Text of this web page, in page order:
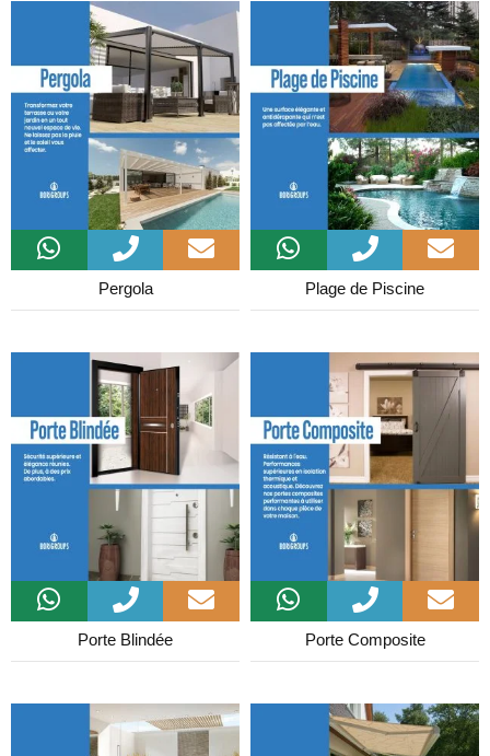
Pergola Plage de Piscine
Porte Blindée Porte Composite